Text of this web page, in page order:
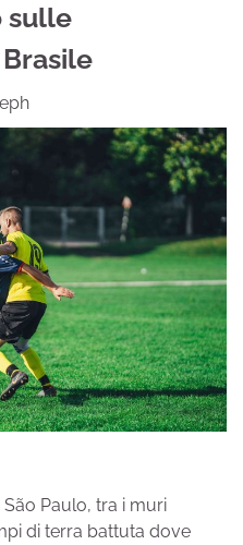
sulle
Paulo, tra i muri
di terra battuta dove